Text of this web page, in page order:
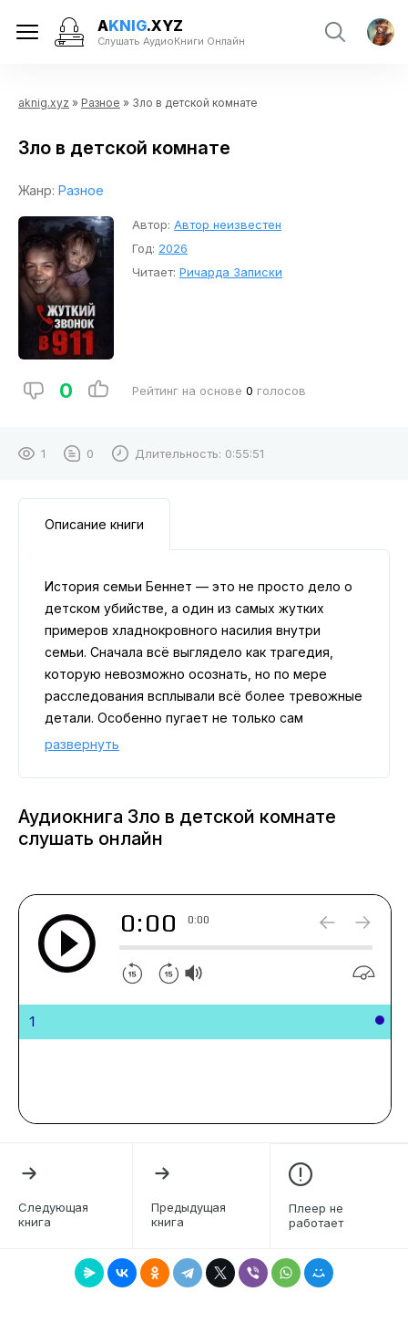
AKNIG.XYZ
Слушать АудиоКниги Онлайн
aknig.xyz » Разное » Зло в детской комнате
Зло в детской комнате
Жанр: Разное
Автор: Автор неизвестен
Год: 2026
Читает: Ричарда Записки
0 Рейтинг на основе 0 голосов
1 0 Длительность: 0:55:51
Описание книги
История семьи Беннет — это не просто дело о
детском убийстве, а один из самых жутких
примеров хладнокровного насилия внутри
семьи. Сначала всё выглядело как трагедия,
которую невозможно осознать, но по мере
расследования всплывали всё более тревожные
детали. Особенно пугает не только сам
поступок, а то, каким оказался его настоящий
природе зла, психопатии и о том, можно ли
развернуть
Аудиокнига Зло в детской комнате
слушать онлайн
0:00 0:00
1
Следующая
книга
Предыдущая
книга
Плеер не
работает